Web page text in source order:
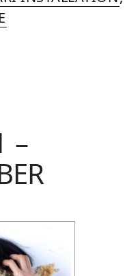
–